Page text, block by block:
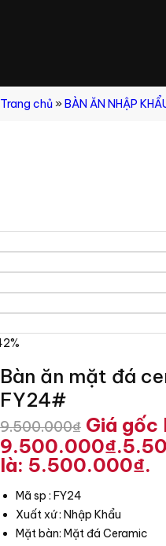
Trang chủ »BÀN ĂN NHẬP
Bàn ăn mặt đá
FY24#
9.500.000₫ Giá gốc
9.500.000₫.
là: 5.500.000₫.
Mã sp : FY24
Xuất xứ : Nhập Khẩu
Mặt bàn: Mặt đá Ceramic